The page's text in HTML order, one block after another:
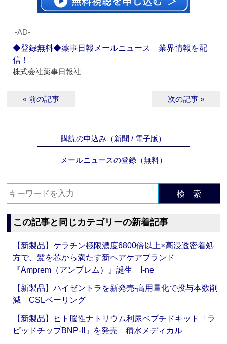
‐AD‐
◆登録無料◆薬事日報メールニュース 業界情報を配
信！
株式会社薬事日報社
« 前の記事 次の記事 »
購読の申込み（新聞 / 電子版）
メールニュースの登録（無料）
検 索
この記事と同じカテゴリーの新着記事
【新製品】ケラチン極限濃度6800倍以上×高浸透密着処
方で、髪を芯から満たす新ヘアケアブランド
『Amprem（アンプレム）』誕生 I-ne
【新製品】ハイゼントラを新発売‐高用量化で投与本数削
減 CSLベーリング
【新製品】ヒト脳性ナトリウム利尿ペプチドキット「ラ
ピッドチップBNP-II」を発売 積水メディカル